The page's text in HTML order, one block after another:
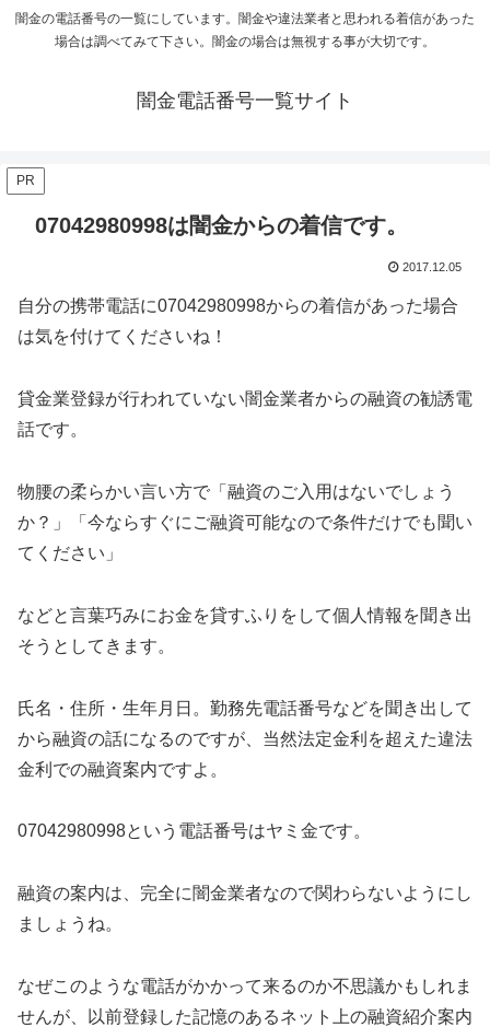
闇金の電話番号の一覧にしています。闇金や違法業者と思われる着信があった
場合は調べてみて下さい。闇金の場合は無視する事が大切です。
闇金電話番号一覧サイト
PR
07042980998は闇金からの着信です。
2017.12.05
自分の携帯電話に07042980998からの着信があった場合
は気を付けてくださいね！
貸金業登録が行われていない闇金業者からの融資の勧誘電
話です。
物腰の柔らかい言い方で「融資のご入用はないでしょう
か？」「今ならすぐにご融資可能なので条件だけでも聞い
てください」
などと言葉巧みにお金を貸すふりをして個人情報を聞き出
そうとしてきます。
氏名・住所・生年月日。勤務先電話番号などを聞き出して
から融資の話になるのですが、当然法定金利を超えた違法
金利での融資案内ですよ。
07042980998という電話番号はヤミ金です。
融資の案内は、完全に闇金業者なので関わらないようにし
ましょうね。
なぜこのような電話がかかって来るのか不思議かもしれま
せんが、以前登録した記憶のあるネット上の融資紹介案内